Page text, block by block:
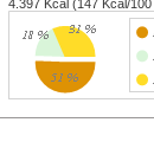
4.397 Kcal (147 Kcal/100